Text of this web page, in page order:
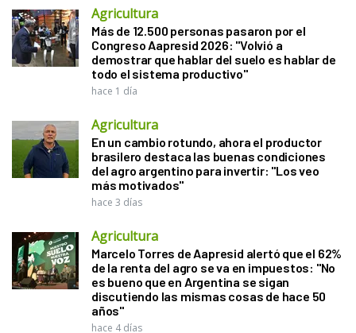
Agricultura
Más de 12.500 personas pasaron por el
Congreso Aapresid 2026: "Volvió a
demostrar que hablar del suelo es hablar de
todo el sistema productivo"
hace 1 día
Agricultura
En un cambio rotundo, ahora el productor
brasilero destaca las buenas condiciones
del agro argentino para invertir: "Los veo
más motivados"
hace 3 días
Agricultura
Marcelo Torres de Aapresid alertó que el 62%
de la renta del agro se va en impuestos: "No
es bueno que en Argentina se sigan
discutiendo las mismas cosas de hace 50
años"
hace 4 días